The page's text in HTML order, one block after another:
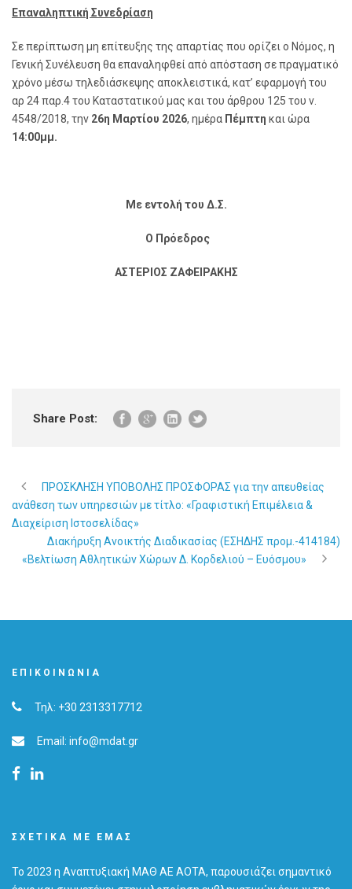
Επαναληπτική Συνεδρίαση
Σε περίπτωση μη επίτευξης της απαρτίας που ορίζει ο Νόμος, η
Γενική Συνέλευση θα επαναληφθεί από απόσταση σε πραγματικό
χρόνο μέσω τηλεδιάσκεψης αποκλειστικά, κατ’ εφαρμογή του
αρ 24 παρ.4 του Καταστατικού μας και του άρθρου 125 του ν.
4548/2018, την 26η Μαρτίου 2026, ημέρα Πέμπτη και ώρα
14:00μμ.
Με εντολή του Δ.Σ.
Ο Πρόεδρος
ΑΣΤΕΡΙΟΣ ΖΑΦΕΙΡΑΚΗΣ
Share Post:
ΠΡΟΣΚΛΗΣΗ ΥΠΟΒΟΛΗΣ ΠΡΟΣΦΟΡΑΣ για την απευθείας
ανάθεση των υπηρεσιών με τίτλο: «Γραφιστική Επιμέλεια &
Διαχείριση Ιστοσελίδας»
Διακήρυξη Ανοικτής Διαδικασίας (ΕΣΗΔΗΣ προμ.-414184)
«Βελτίωση Αθλητικών Χώρων Δ. Κορδελιού – Ευόσμου»
ΕΠΙΚΟΙΝΩΝΊΑ
Τηλ: +30 2313317712
Email: info@mdat.gr
ΣΧΕΤΙΚΆ ΜΕ ΕΜΆΣ
Το 2023 η Αναπτυξιακή ΜΑΘ ΑΕ ΑΟΤΑ, παρουσιάζει σημαντικό